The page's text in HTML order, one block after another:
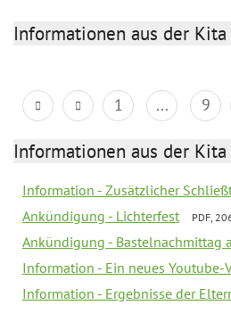
Informationen aus der
1 ... 9
Informationen aus der Kita
Information - Zusätzlicher
Ankündigung - Lichterfest PDF,
Ankündigung - Bastelnachmittag
Information - Ein neues Youtube-
Information - Ergebnisse der